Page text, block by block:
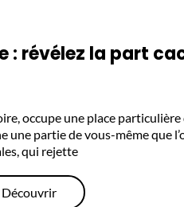
: révélez la part
occupe une place particulière
partie de vous-même que
qui rejette
Découvrir